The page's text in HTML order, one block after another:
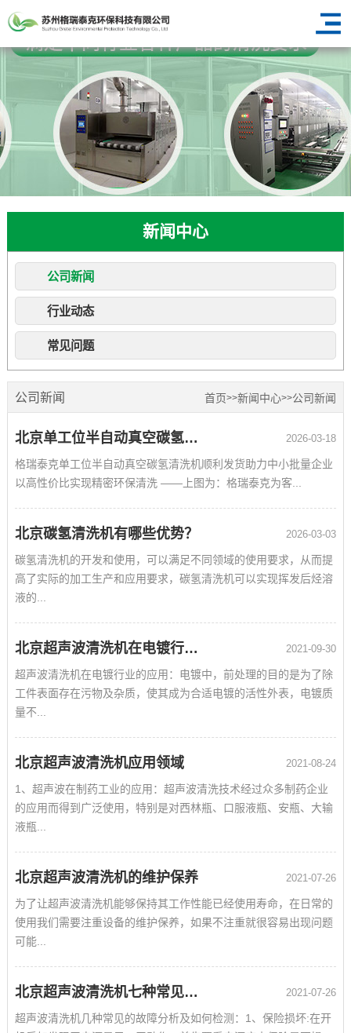
新闻中心
公司新闻
行业动态
常见问题
公司新闻 首页>>新闻中心>>公司新闻
北京单工位半自动真空碳氢清洗机顺利发货 2026-03-18
格瑞泰克单工位半自动真空碳氢清洗机顺利发货助力中小批量企业
以高性价比实现精密环保清洗 ——上图为：格瑞泰克为客...
北京碳氢清洗机有哪些优势？ 2026-03-03
碳氢清洗机的开发和使用，可以满足不同领域的使用要求，从而提
高了实际的加工生产和应用要求，碳氢清洗机可以实现挥发后烃溶
液的...
北京超声波清洗机在电镀行业的应用 2021-09-30
超声波清洗机在电镀行业的应用：电镀中，前处理的目的是为了除
工件表面存在污物及杂质，使其成为合适电镀的活性外表，电镀质
量不...
北京超声波清洗机应用领域 2021-08-24
1、超声波在制药工业的应用：超声波清洗技术经过众多制药企业
的应用而得到广泛使用，特别是对西林瓶、口服液瓶、安瓶、大输
液瓶...
北京超声波清洗机的维护保养 2021-07-26
为了让超声波清洗机能够保持其工作性能已经使用寿命，在日常的
使用我们需要注重设备的维护保养，如果不注重就很容易出现问题
可能...
北京超声波清洗机七种常见的问题分析以及如何检测 2021-07-26
超声波清洗机几种常见的故障分析及如何检测：1、保险损坏:在开